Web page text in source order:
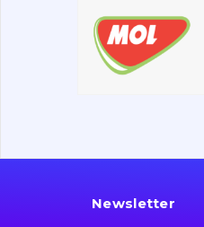
Newsletter